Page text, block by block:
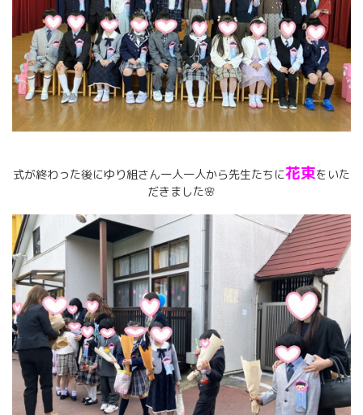
式が終わった後にゆり組さん一人一人から先生たちに花束をいた
だきました🌸